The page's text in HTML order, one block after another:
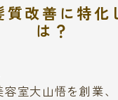
改善に特化
は？
室大山悟を創業、